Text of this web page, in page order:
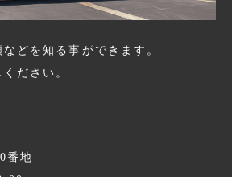
どを知る事ができます。
ださい。
番地